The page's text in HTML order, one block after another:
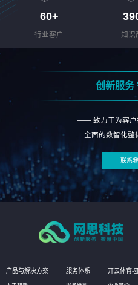
60+
行业客户 知识
创新服务
—— 致力于为客户
全面的数智化
联系
产品与解决方案 服务体系 开云体育-